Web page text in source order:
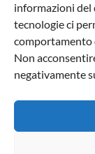
informazioni del
tecnologie ci
comportamento
Non
negativamente